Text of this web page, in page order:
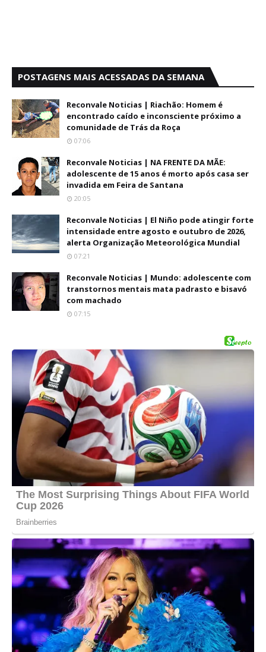
POSTAGENS MAIS ACESSADAS DA SEMANA
Reconvale Noticias | Riachão: Homem é
encontrado caído e inconsciente próximo a
comunidade de Trás da Roça
07:06
Reconvale Noticias | NA FRENTE DA MÃE:
adolescente de 15 anos é morto após casa ser
invadida em Feira de Santana
20:05
Reconvale Noticias | El Niño pode atingir forte
intensidade entre agosto e outubro de 2026,
alerta Organização Meteorológica Mundial
07:21
Reconvale Noticias | Mundo: adolescente com
transtornos mentais mata padrasto e bisavó
com machado
07:15